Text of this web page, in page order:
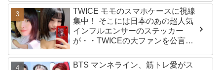
TWICE モモのスマホケースに視線
集中！ そこには日本のあの超人気
インフルエンサーのステッカー
が・・TWICEの大ファンを公言す
「成功したファン」だと話題沸騰
BTS マンネライン、筋トレ愛がス